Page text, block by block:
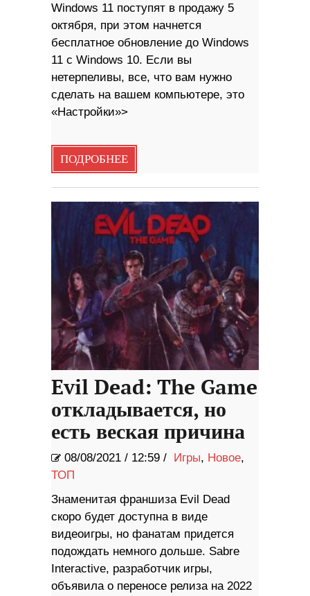
Windows 11 поступят в продажу 5
октября, при этом начнется
бесплатное обновление до Windows
11 с Windows 10. Если вы
нетерпеливы, все, что вам нужно
сделать на вашем компьютере, это
«Настройки»>
ПОДРОБНЕЕ
Evil Dead: The Game
откладывается, но
есть веская причина
08/08/2021 / 12:59 / Игры, Новое,
ТОП
Знаменитая франшиза Evil Dead
скоро будет доступна в виде
видеоигры, но фанатам придется
подождать немного дольше. Sabre
Interactive, разработчик игры,
объявила о переносе релиза на 2022